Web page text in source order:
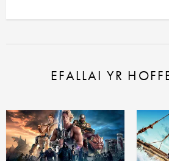
EFALLAI YR